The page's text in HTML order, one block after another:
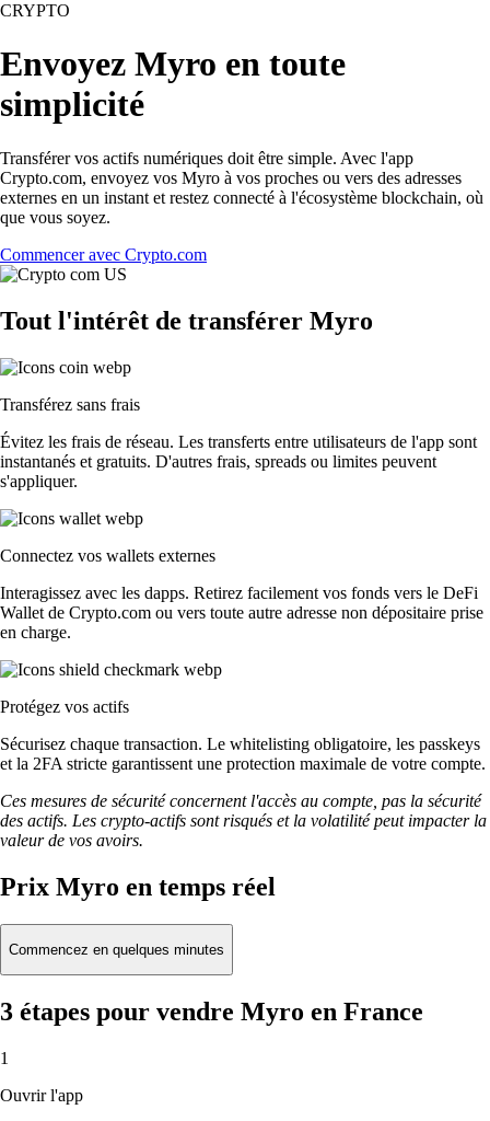
CRYPTO
Envoyez Myro en toute
simplicité
Transférer vos actifs numériques doit être simple. Avec l'app
Crypto.com, envoyez vos Myro à vos proches ou vers des adresses
externes en un instant et restez connecté à l'écosystème blockchain, où
que vous soyez.
Commencer avec Crypto.com
Tout l'intérêt de transférer Myro
Transférez sans frais
Évitez les frais de réseau. Les transferts entre utilisateurs de l'app sont
instantanés et gratuits. D'autres frais, spreads ou limites peuvent
s'appliquer.
Connectez vos wallets externes
Interagissez avec les dapps. Retirez facilement vos fonds vers le DeFi
Wallet de Crypto.com ou vers toute autre adresse non dépositaire prise
en charge.
Protégez vos actifs
Sécurisez chaque transaction. Le whitelisting obligatoire, les passkeys
et la 2FA stricte garantissent une protection maximale de votre compte.
Ces mesures de sécurité concernent l'accès au compte, pas la sécurité
des actifs. Les crypto-actifs sont risqués et la volatilité peut impacter la
valeur de vos avoirs.
Prix Myro en temps réel
Commencez en quelques minutes
3 étapes pour vendre Myro en France
1
Ouvrir l'app